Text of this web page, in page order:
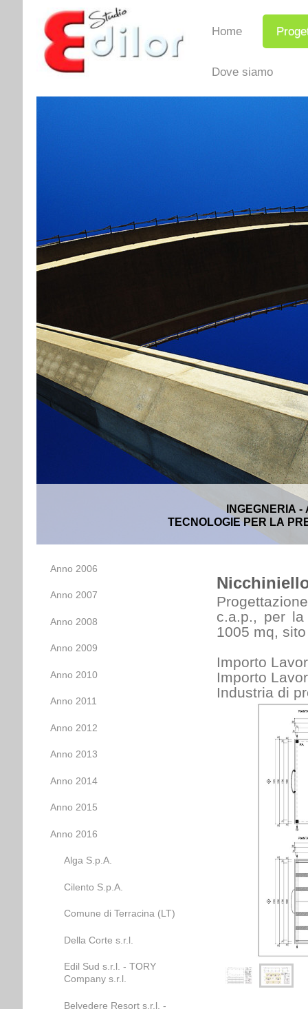
Home
Dove siamo
INGEGNERIA -
TECNOLOGIE PER LA
c.a.p., per
1005 mq,
Importo
Importo
Industria di
Anno 2006
Anno 2007
Anno 2008
Anno 2009
Anno 2010
Anno 2011
Anno 2012
Anno 2013
Anno 2014
Anno 2015
Anno 2016
Alga S.p.A.
Cilento S.p.A.
Comune di Terracina (LT)
Della Corte s.r.l.
Edil Sud s.r.l. - TORY
Company s.r.l.
Belvedere Resort s.r.l. -